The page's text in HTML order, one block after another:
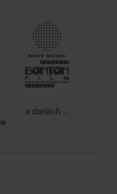
a dalších ...